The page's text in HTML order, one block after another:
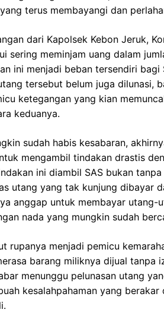
terus membayangi dan
dari Kapolsek Kebon Jeruk,
sering meminjam uang dalam
ini menjadi beban tersendiri bagi
tersebut belum juga dilunasi,
ketegangan yang kian
keduanya.
sudah habis kesabaran,
mengambil tindakan drastis
ini diambil SAS bukan
utang yang tak kunjung dibayar
anggap untuk membayar
nada yang mungkin sudah
rupanya menjadi pemicu
barang miliknya dijual tanpa
menunggu pelunasan utang
kesalahpahaman yang